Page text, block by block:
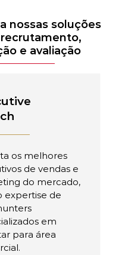
nossas soluções
e avaliação
os melhores
de vendas e
do mercado,
expertise de
em
para área